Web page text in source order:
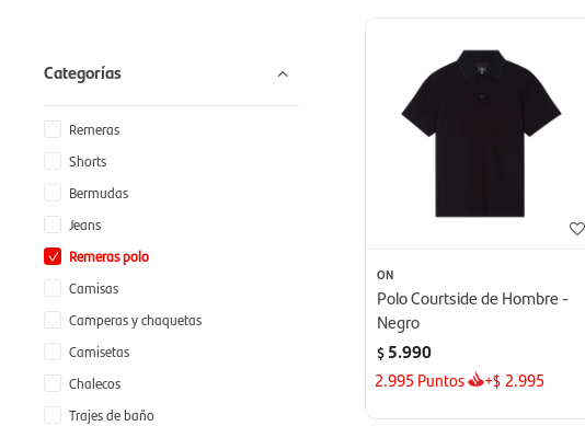
ON
Polo Courtside de Hombre -
Negro
$ 5.990
2.995 Puntos +$ 2.995
Categorías
Remeras
Shorts
Bermudas
Jeans
Remeras polo
Camisas
Camperas y chaquetas
Camisetas
Chalecos
Trajes de baño